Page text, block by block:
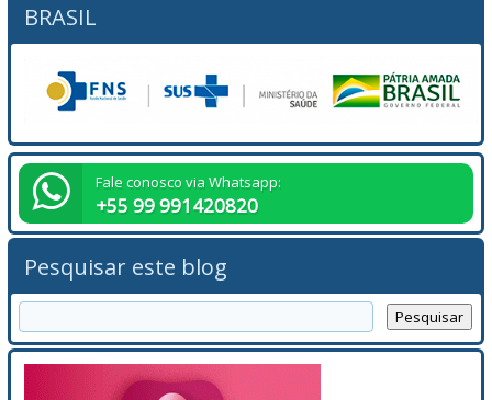
BRASIL
Fale conosco via Whatsapp:
+55 99 991420820
Pesquisar este blog